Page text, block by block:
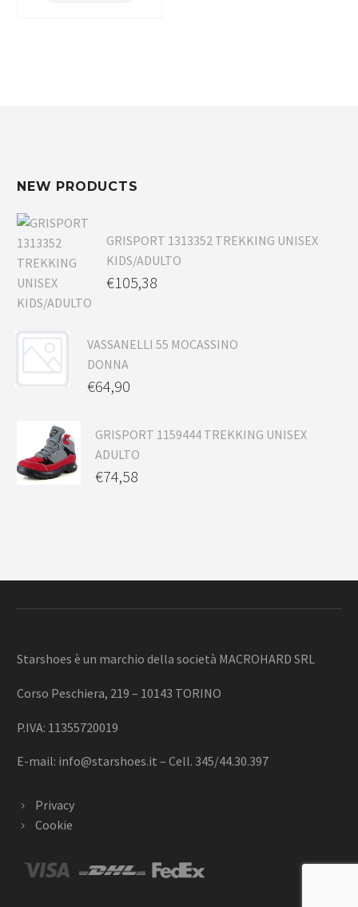
NEW PRODUCTS
GRISPORT 1313352 TREKKING UNISEX
KIDS/ADULTO
€105,38
VASSANELLI 55 MOCASSINO
DONNA
€64,90
GRISPORT 1159444 TREKKING UNISEX
ADULTO
€74,58
Starshoes è un marchio della società MACROHARD SRL
Corso Peschiera, 219 – 10143 TORINO
P.IVA: 11355720019
E-mail: info@starshoes.it – Cell. 345/44.30.397
Privacy
Cookie